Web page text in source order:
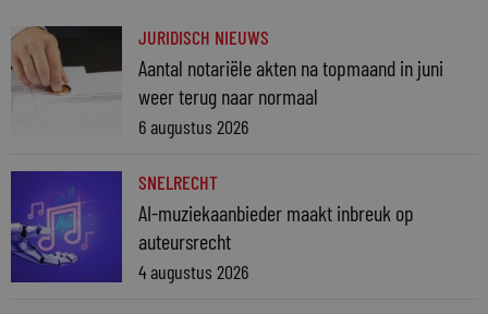
JURIDISCH NIEUWS
Aantal notariële akten na topmaand in juni
weer terug naar normaal
6 augustus 2026
SNELRECHT
AI-muziekaanbieder maakt inbreuk op
auteursrecht
4 augustus 2026